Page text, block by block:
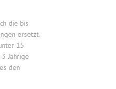
die bis
ersetzt.
15
Jährige
den